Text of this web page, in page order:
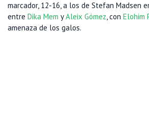
marcador, 12-16, a los de Stefan Madsen
entre Dika Mem yAleix Gómez, con Elohim
amenaza de los galos.